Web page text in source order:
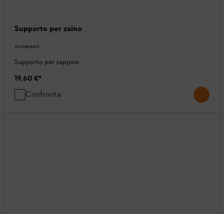
Supporto per zaino
Accessori
Supporto per zappino
19,60 €*
Confronta